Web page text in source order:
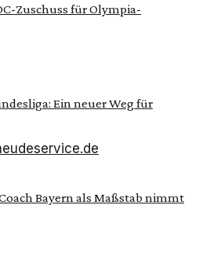
Zuschuss für Olympia-
Ein neuer Weg für
Bayern als Maßstab nimmt